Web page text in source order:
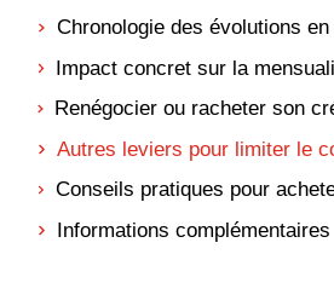
Chronologie des évolutions en
Autres leviers pour limiter le
Informations complémentaires